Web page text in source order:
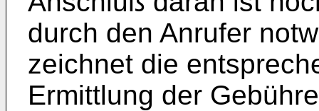
durch den Anrufer
zeichnet die
Ermittlung der